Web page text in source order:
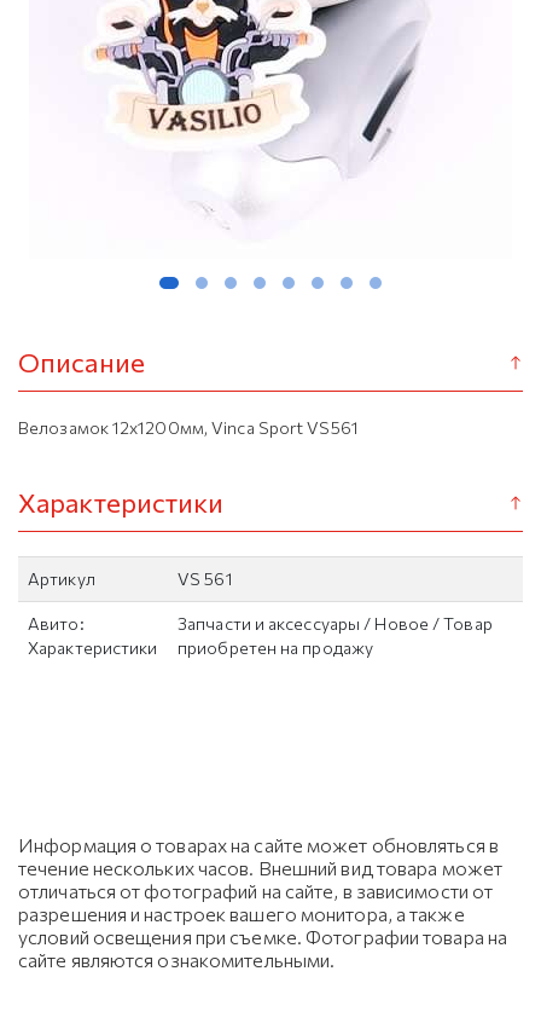
Описание
Велозамок 12х1200мм, Vinca Sport VS561
Характеристики
Артикул VS 561
Авито:
Характеристики
Запчасти и аксессуары / Новое / Товар
приобретен на продажу
Информация о товарах на сайте может обновляться в
течение нескольких часов. Внешний вид товара может
отличаться от фотографий на сайте, в зависимости от
разрешения и настроек вашего монитора, а также
условий освещения при съемке. Фотографии товара на
сайте являются ознакомительными.